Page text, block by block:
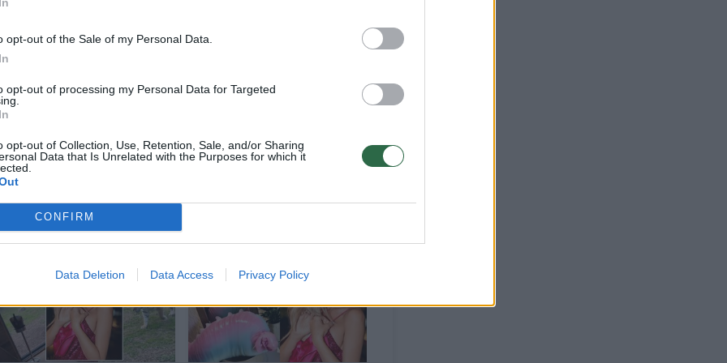
opt-out of the Sale of my Personal Data.
opt-out of processing my Personal Data for Targeted
opt-out of Collection, Use, Retention, Sale, and/or Sharing
Data that Is Unrelated with the Purposes for which it
CONFIRM
Data Deletion Data Access Privacy Policy
daug meilės. Man daugiau nereikia dirbti, aš turiu
Manau, jei nori susirasti sėkmingą vyrą, pati turi
ir susipažinau. Iki šiol dirbu. Dirbu net ir
– kalbėjo ji.